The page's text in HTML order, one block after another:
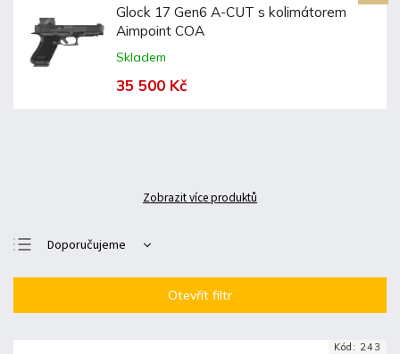
Glock 17 Gen6 A-CUT s kolimátorem
Aimpoint COA
Skladem
35 500 Kč
Zobrazit více produktů
Doporučujeme
Nejlevnější
Otevřít filtr
Kód: 243